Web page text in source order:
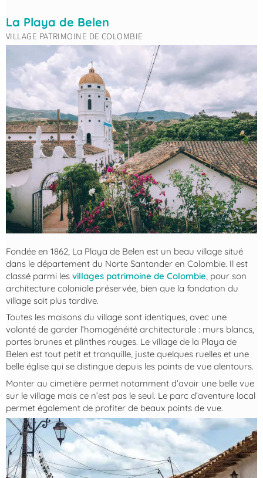
La Playa de Belen
VILLAGE PATRIMOINE DE COLOMBIE
Fondée en 1862, La Playa de Belen est un beau village situé
dans le département du Norte Santander en Colombie. Il est
classé parmi les villages patrimoine de Colombie, pour son
architecture coloniale préservée, bien que la fondation du
village soit plus tardive.
Toutes les maisons du village sont identiques, avec une
volonté de garder l’homogénéité architecturale : murs blancs,
portes brunes et plinthes rouges. Le village de la Playa de
Belen est tout petit et tranquille, juste quelques ruelles et une
belle église qui se distingue depuis les points de vue alentours.
Monter au cimetière permet notamment d’avoir une belle vue
sur le village mais ce n’est pas le seul. Le parc d’aventure local
permet également de profiter de beaux points de vue.